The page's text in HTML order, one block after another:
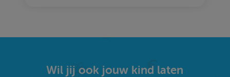
Wil jij ook jouw kind laten